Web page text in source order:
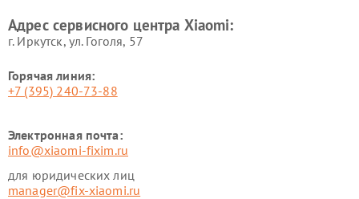
Адрес сервисного центра Xiaomi:
г. Иркутск, ул. ​Гоголя, 57
Горячая линия:
+7 (395) 240-73-88
Электронная почта:
info@xiaomi-fixim.ru
для юридических лиц
manager@fix-xiaomi.ru